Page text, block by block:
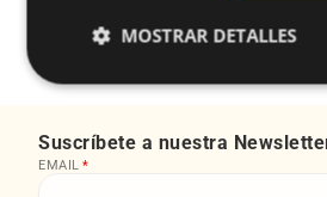
Solicitar más
Suscríbete a nuestra
EMAIL *
MOSTRAR DETALLES